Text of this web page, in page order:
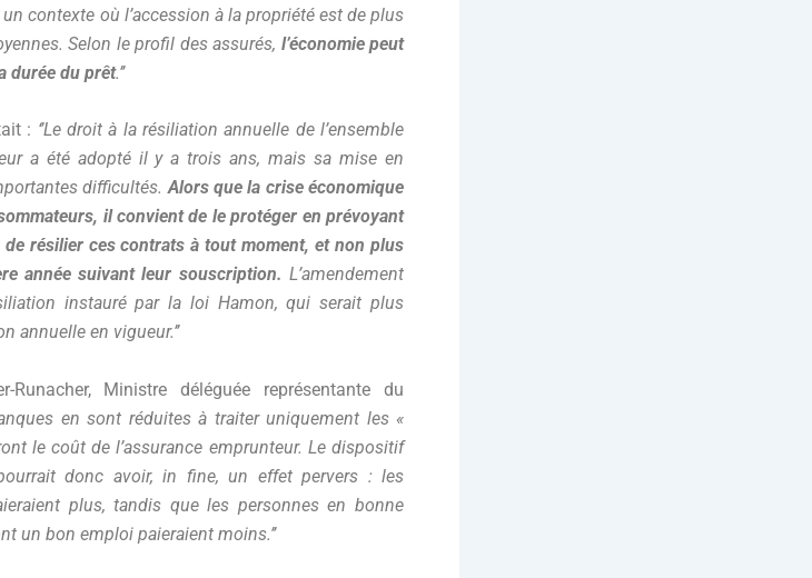
un contexte où l’accession à la propriété est de plus
Selon le profil des assurés, l’économie peut
durée du prêt.’’
: ‘’Le droit à la résiliation annuelle de l’ensemble
a été adopté il y a trois ans, mais sa mise en
difficultés.Alors que la crise économique
il convient de le protéger en prévoyant
résilier ces contrats à tout moment, et non plus
année suivant leur souscription. L’amendement
instauré par la loi Hamon, qui serait plus
annuelle en vigueur.’’
Ministre déléguée représentante du
en sont réduites à traiter uniquement les «
le coût de l’assurance emprunteur. Le dispositif
donc avoir, in fine, un effet pervers : les
plus, tandis que les personnes en bonne
un bon emploi paieraient moins.’’